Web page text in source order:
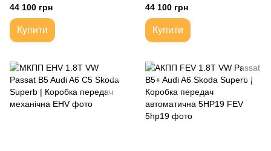
Octavia Tour Audi A3 8L |
Коробка передач автоматична
44 100 грн
Купити
Audi A3 Seat | JTY HTN HFS
KGJ Коробка передач
автоматична Aisin
44 100 грн
Купити